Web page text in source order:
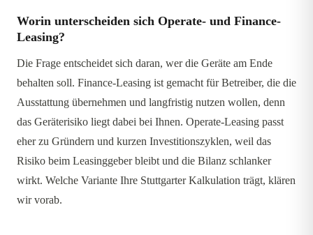
Worin unterscheiden sich Operate- und Finance-
Leasing?
Die Frage entscheidet sich daran, wer die Geräte am Ende
behalten soll. Finance-Leasing ist gemacht für Betreiber, die die
Ausstattung übernehmen und langfristig nutzen wollen, denn
das Geräterisiko liegt dabei bei Ihnen. Operate-Leasing passt
eher zu Gründern und kurzen Investitionszyklen, weil das
Risiko beim Leasinggeber bleibt und die Bilanz schlanker
wirkt. Welche Variante Ihre Stuttgarter Kalkulation trägt, klären
wir vorab.